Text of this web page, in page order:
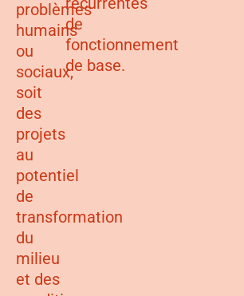
problèmes
humains
ou
sociaux,
soit
des
projets
au
potentiel
de
transformation
du
milieu
et des
de
fonctionnement
de base.